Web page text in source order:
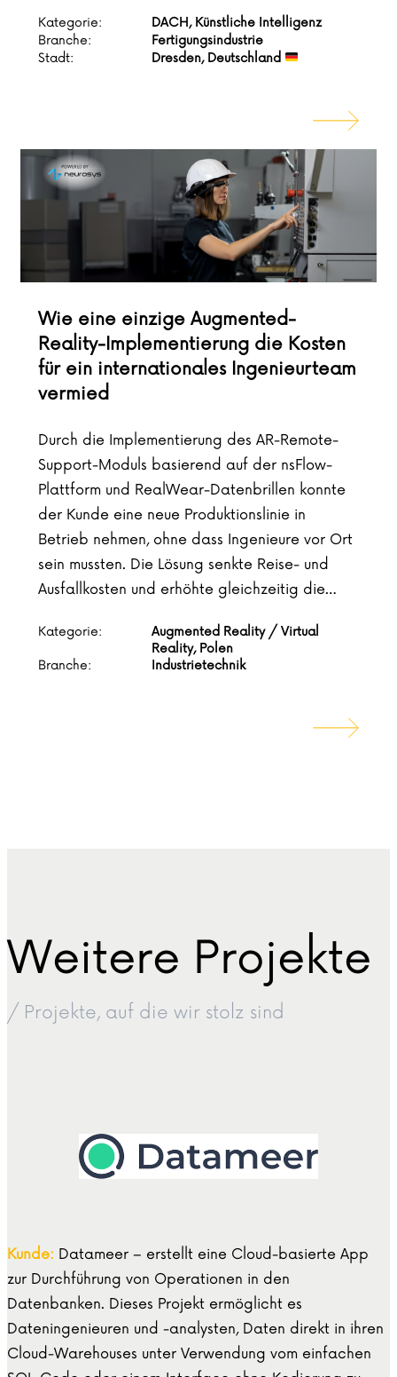
Kategorie:
DACH, Künstliche Intelligenz
Branche:
Fertigungsindustrie
Stadt:
Dresden, Deutschland
Wie eine einzige Augmented-
Reality-Implementierung die Kosten
für ein internationales Ingenieurteam
vermied
Durch die Implementierung des AR-Remote-
Support-Moduls basierend auf der nsFlow-
Plattform und RealWear-Datenbrillen konnte
der Kunde eine neue Produktionslinie in
Betrieb nehmen, ohne dass Ingenieure vor Ort
sein mussten. Die Lösung senkte Reise- und
Ausfallkosten und erhöhte gleichzeitig die…
Kategorie:
Augmented Reality / Virtual
Reality, Polen
Branche:
Industrietechnik
Weitere Projekte
/ Projekte, auf die wir stolz sind
Kunde: Datameer – erstellt eine Cloud-basierte App
zur Durchführung von Operationen in den
Datenbanken. Dieses Projekt ermöglicht es
Dateningenieuren und -analysten, Daten direkt in ihren
Cloud-Warehouses unter Verwendung vom einfachen